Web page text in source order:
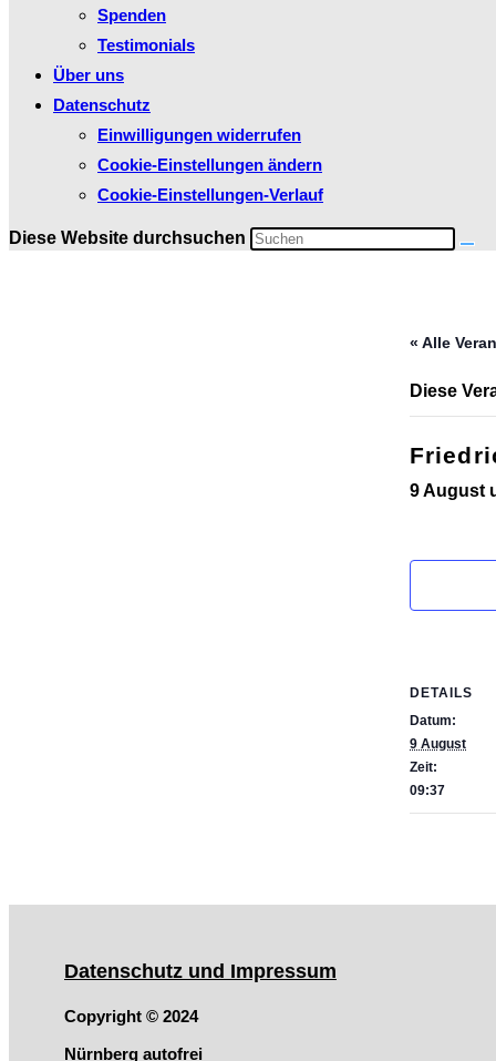
Spenden
Testimonials
Über uns
Datenschutz
Einwilligungen widerrufen
Cookie-Einstellungen ändern
Cookie-Einstellungen-Verlauf
Diese Website durchsuchen
« Alle
Diese
9 August
DETAILS
Datum:
9 August
Zeit:
09:37
Datenschutz und Impressum
Copyright © 2024
Nürnberg autofrei